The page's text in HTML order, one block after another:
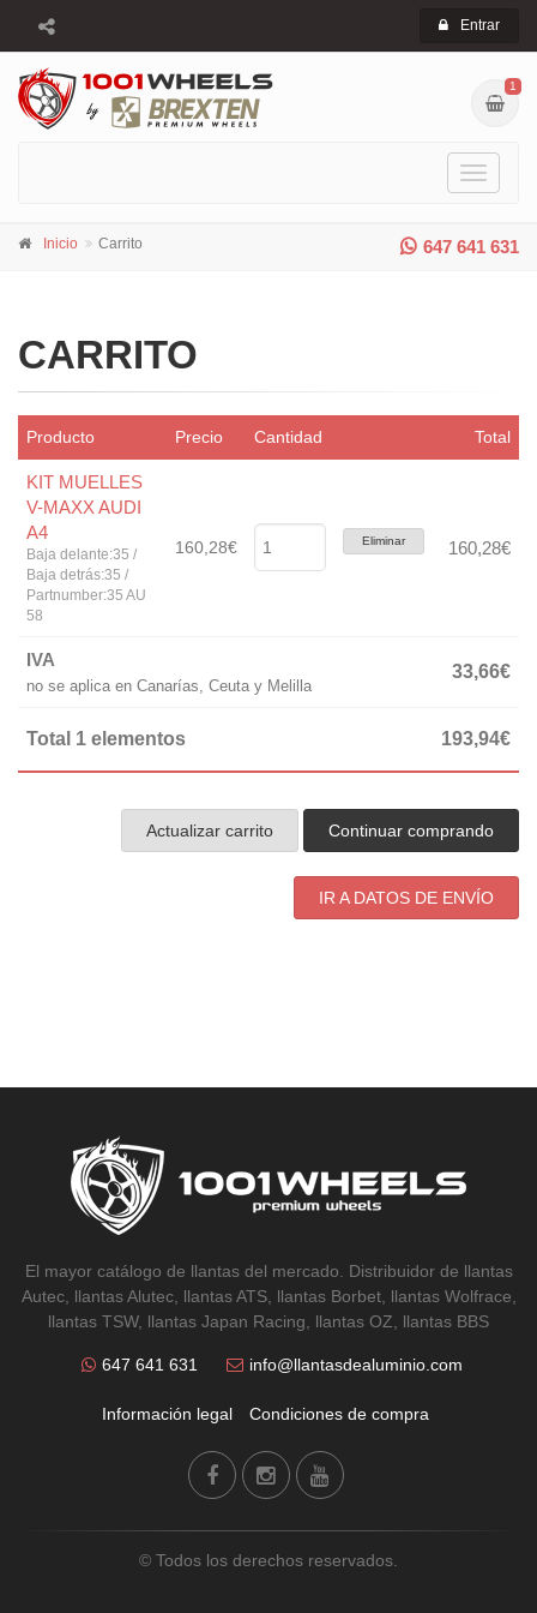
Entrar
1
Toggle
647 641 631
Inicio Carrito
CARRITO
Producto Precio Cantidad Total
KIT MUELLES
V-MAXX AUDI
A4
Baja delante:35 /
Baja detrás:35 /
Partnumber:35 AU
58
160,28€ Eliminar 160,28€
IVA
no se aplica en Canarías, Ceuta y Melilla
33,66€
Total 1 elementos 193,94€
Actualizar carrito Continuar comprando
IR A DATOS DE ENVÍO
El mayor catálogo de llantas del mercado. Distribuidor de llantas
Autec, llantas Alutec, llantas ATS, llantas Borbet, llantas Wolfrace,
llantas TSW, llantas Japan Racing, llantas OZ, llantas BBS
647 641 631 info@llantasdealuminio.com
Información legal Condiciones de compra
© Todos los derechos reservados.